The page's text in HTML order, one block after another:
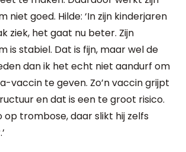
niet goed. Hilde: ‘In zijn kinderjaren
ziek, het gaat nu beter. Zijn
is stabiel. Dat is fijn, maar wel de
dan ik het echt niet aandurf om
vaccin te geven. Zo’n vaccin grijpt
en dat is een te groot risico.
op trombose, daar slikt hij zelfs